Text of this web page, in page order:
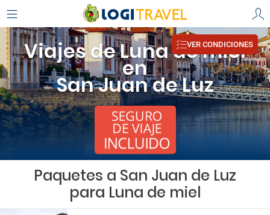
Viajes de Luna de miel
en
San Juan de Luz
VER CONDICIONES
Paquetes a San Juan de Luz
para Luna de miel